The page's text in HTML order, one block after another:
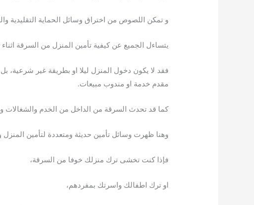
و تمكن اللصوص من اختراق وسائل الحماية التقليدية
يتساءل الجميع عن كيفية تأمين المنزل من السرقة اثناء
فقد لا يكون دخول المنزل ليلا او بطريقة غير شرعية،
مقدم خدمة او مندوب مبيعات.
كما قد تحدث السرقة من الداخل من الخدم والشغالات
وهنا ظهرت وسائل تأمين حديثة ومتعددة لتأمين
فإذا كنت تخشى ترك منزلك خوفا من السرقة،
او ترك اطفالك واسرتك بمفردهم،